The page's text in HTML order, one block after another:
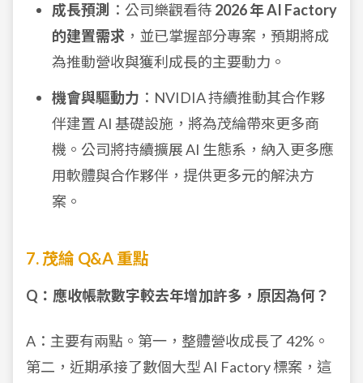
成長預測 ：公司樂觀看待 2026 年 AI Factory
的建置需求 ，並已掌握部分專案，預期將成
為推動營收與獲利成長的主要動力。
機會與驅動力 ：NVIDIA 持續推動其合作夥
伴建置 AI 基礎設施，將為茂綸帶來更多商
機。公司將持續擴展 AI 生態系，納入更多應
用軟體與合作夥伴，提供更多元的解決方
案。
7. 茂綸 Q&A 重點
Q：應收帳款數字較去年增加許多，原因為何？
A：主要有兩點。第一，整體營收成長了 42%。
第二，近期承接了數個大型 AI Factory 標案，這